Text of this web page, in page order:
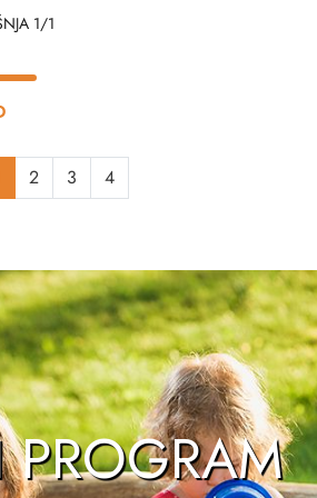
1/1
2 3 4
PROGRAM